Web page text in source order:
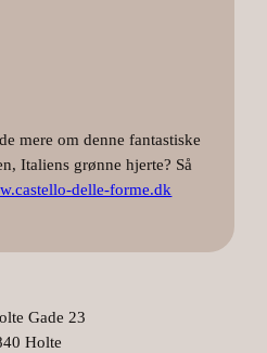
mere om denne fantastiske
Italiens grønne hjerte? Så
delle-forme.dk
Gade 23
Holte